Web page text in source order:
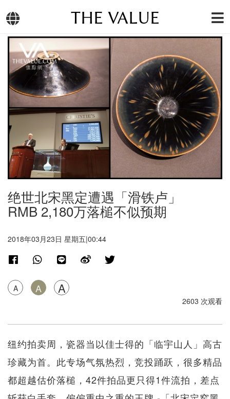
THE VALUE
绝世北宋黑定遭遇「滑铁卢」
RMB 2,180万落槌不似预期
2018年03月23日 星期五|00:44
A A A
2603 次观看
纽约拍卖周，瓷器当以佳士得的「临宇山人」高古
珍藏为首。此专场气氛热烈，竞投踊跃，很多精品
都超越估价落槌，42件拍品更只得1件流拍，差点